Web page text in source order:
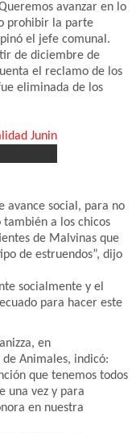
avanzar en lo
prohibir la parte
el jefe comunal.
de diciembre de
el reclamo de los
eliminada de los
avance social, para no
a los chicos
de Malvinas que
de estruendos”, dijo
socialmente y el
para hacer este
en
Animales, indicó:
que tenemos todos
una vez y para
en nuestra